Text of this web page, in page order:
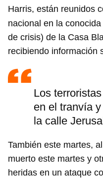
Harris, están reunidos
nacional en la
de crisis) de la Casa
recibiendo información
Los
en el tranvía
la calle
También este martes,
muerto este martes y
heridas en un ataque